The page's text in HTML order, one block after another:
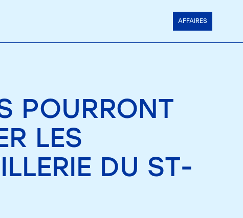
AFFAIRES
POURRONT
LES
DU ST-